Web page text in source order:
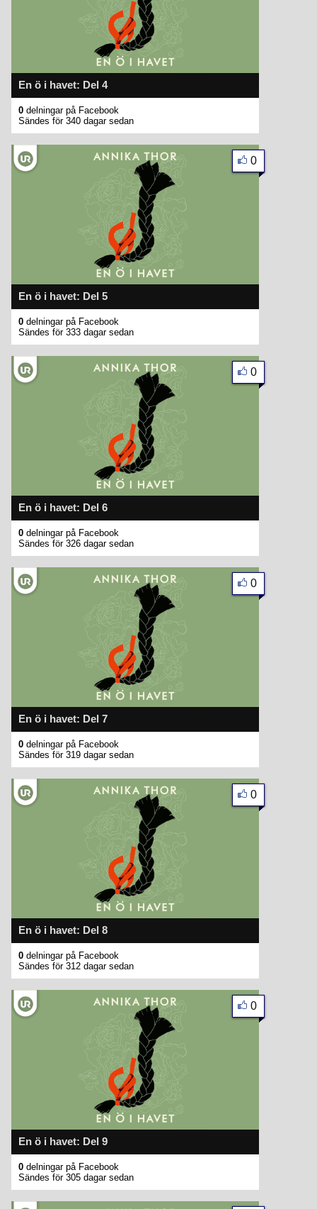
En ö i havet: Del 4
0 delningar på Facebook
Sändes för 340 dagar sedan
En ö i havet: Del 5
0
0 delningar på Facebook
Sändes för 333 dagar sedan
En ö i havet: Del 6
0
0 delningar på Facebook
Sändes för 326 dagar sedan
En ö i havet: Del 7
0
0 delningar på Facebook
Sändes för 319 dagar sedan
En ö i havet: Del 8
0
0 delningar på Facebook
Sändes för 312 dagar sedan
En ö i havet: Del 9
0
0 delningar på Facebook
Sändes för 305 dagar sedan